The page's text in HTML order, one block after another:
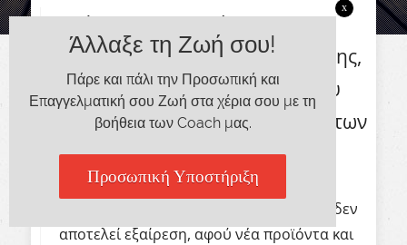
Ζούμε αδιαμφισβήτητα στην
εποχή της γρήγορης ενημέρωσης,
της γρήγορης μετακίνησης, του
γρήγορου φαγητού και γενικά των
γρήγορων ρυθμών ζωής.
Ο κόσμος των επιχειρήσεων φυσικά και δεν
αποτελεί εξαίρεση, αφού νέα προϊόντα και
Άλλαξε τη Ζωή σου!
Πάρε και πάλι την Προσωπική και
Επαγγελματική σου Ζωή στα χέρια σου με τη
βοήθεια των Coach μας.
Προσωπική Υποστήριξη
x